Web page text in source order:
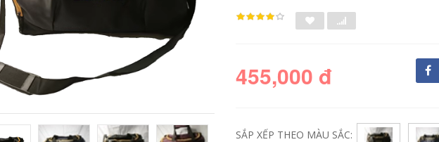
455,000 đ
SẮP XẾP THEO MÀU SẮC: